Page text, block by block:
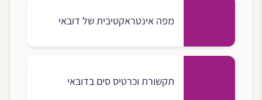
מפה אינטראקטיבית של דובאי
תקשורת וכרטיס סים בדובאי